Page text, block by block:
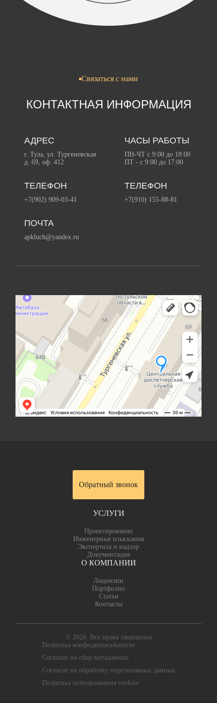
Связаться с нами
КОНТАКТНАЯ ИНФОРМАЦИЯ
АДРЕС
г. Тула, ул. Тургеневская
д. 69, оф. 412
ЧАСЫ РАБОТЫ
ПН-ЧТ с 9:00 до 18:00
ПТ - с 9:00 до 17:00
ТЕЛЕФОН
+7(902) 909-03-41
ТЕЛЕФОН
+7(910) 155-88-81
ПОЧТА
apkluch@yandex.ru
УСЛУГИ
Проектирование
Инженерные изыскания
Экспертиза и надзор
Документация
О КОМПАНИИ
Лицензии
Портфолио
Статьи
Контакты
Обратный звонок
© 2026. Все права защищены
Политика конфиденциальности
Согласие на сбор метаданных
Согласие на обработку персональных данных
Политика использования cookies